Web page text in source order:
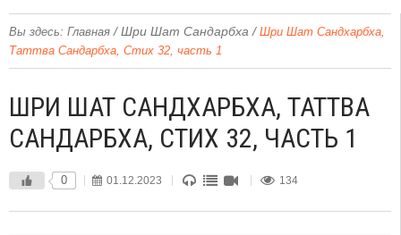
Вы здесь: Главная /Шри Шат Сандарбха / Шри Шат Сандхарбха,
Таттва Сандарбха, Стих 32, часть 1
ШРИ ШАТ САНДХАРБХА, ТАТТВА
САНДАРБХА, СТИХ 32, ЧАСТЬ 1
0 01.12.2023 134